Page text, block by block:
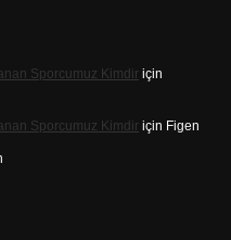
Sporcumuz Kimdir için
Sporcumuz Kimdir için Figen